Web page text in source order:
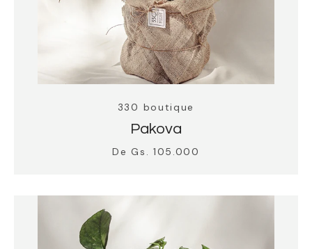
330 boutique
Pakova
De Gs. 105.000